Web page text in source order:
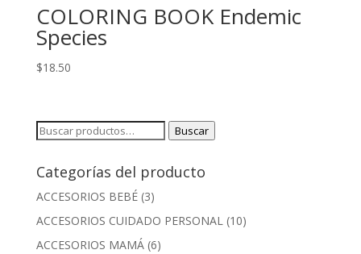
COLORING BOOK Endemic
Species
$18.50
Buscar
Buscar
Categorías del producto
ACCESORIOS BEBÉ (3)
ACCESORIOS CUIDADO PERSONAL (10)
ACCESORIOS MAMÁ (6)